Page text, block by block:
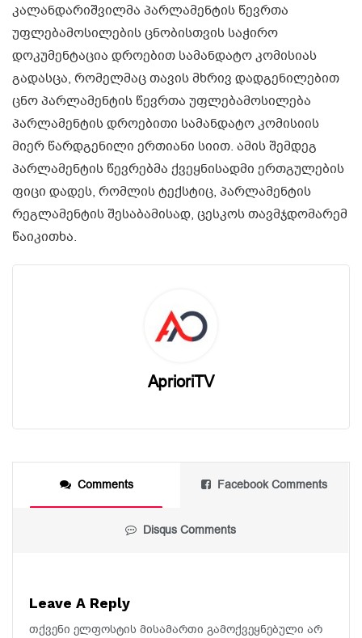
კალანდარიშვილმა პარლამენტის წევრთა
უფლებამოსილების ცნობისთვის საჭირო
დოკუმენტაცია დროებით სამანდატო კომისიას
გადასცა, რომელმაც თავის მხრივ დადგენილებით
ცნო პარლამენტის წევრთა უფლებამოსილება
პარლამენტის დროებითი სამანდატო კომისიის
მიერ წარდგენილი ერთიანი სიით. ამის შემდეგ
პარლამენტის წევრებმა ქვეყნისადმი ერთგულების
ფიცი დადეს, რომლის ტექსტიც, პარლამენტის
რეგლამენტის შესაბამისად, ცესკოს თავმჯდომარემ
წაიკითხა.
AprioriTV
Comments Facebook Comments
Disqus Comments
Leave A Reply
თქვენი ელფოსტის მისამართი გამოქვეყნებული არ